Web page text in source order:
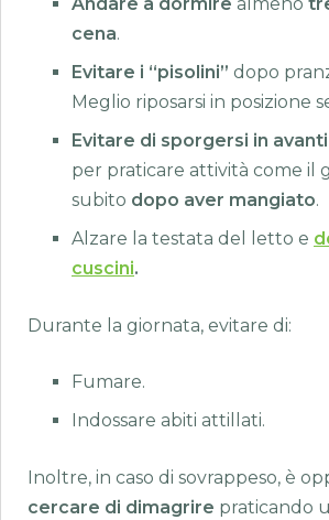
cena.
Evitare i “pisolini” dopo
Meglio riposarsi in posizione
Evitare di sporgersi in avanti
per praticare attività come il
subito dopo aver mangiato.
Alzare la testata del letto e
cuscini.
Durante la giornata, evitare di:
Fumare.
Indossare abiti attillati.
Inoltre, in caso di sovrappeso, è
cercare di dimagrire praticando